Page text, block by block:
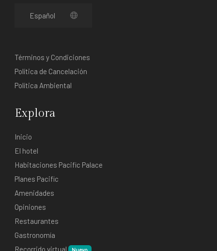
Términos y Condiciones
Política de Cancelación
Política Ambiental
Explora
Inicio
El hotel
Habitaciones Pacific Palace
Planes Pacific
Amenidades
Opiniones
Restaurantes
Gastronomía
Recorrido virtual